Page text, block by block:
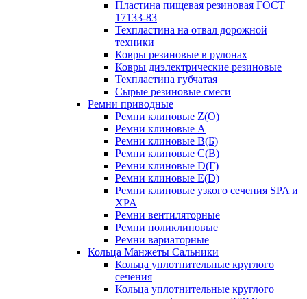
Пластина пищевая резиновая ГОСТ
17133-83
Техпластина на отвал дорожной
техники
Ковры резиновые в рулонах
Ковры диэлектрические резиновые
Техпластина губчатая
Сырые резиновые смеси
Ремни приводные
Ремни клиновые Z(О)
Ремни клиновые A
Ремни клиновые B(Б)
Ремни клиновые C(В)
Ремни клиновые D(Г)
Ремни клиновые Е(D)
Ремни клиновые узкого сечения SPA и
XPA
Ремни вентиляторные
Ремни поликлиновые
Ремни вариаторные
Кольца Манжеты Сальники
Кольца уплотнительные круглого
сечения
Кольца уплотнительные круглого